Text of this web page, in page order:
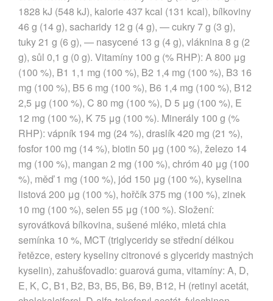
1828 kJ (548 kJ), kalorie 437 kcal (131 kcal), bílkoviny
46 g (14 g), sacharidy 12 g (4 g), — cukry 7 g (3 g),
tuky 21 g (6 g), — nasycené 13 g (4 g), vláknina 8 g (2
g), sůl 0,1 g (0 g). Vitamíny 100 g (% RHP): A 800 μg
(100 %), B1 1,1 mg (100 %), B2 1,4 mg (100 %), B3 16
mg (100 %), B5 6 mg (100 %), B6 1,4 mg (100 %), B12
2,5 μg (100 %), C 80 mg (100 %), D 5 μg (100 %), E
12 mg (100 %), K 75 μg (100 %). Minerály 100 g (%
RHP): vápník 194 mg (24 %), draslík 420 mg (21 %),
fosfor 100 mg (14 %), biotin 50 μg (100 %), železo 14
mg (100 %), mangan 2 mg (100 %), chróm 40 μg (100
%), měď 1 mg (100 %), jód 150 μg (100 %), kyselina
listová 200 μg (100 %), hořčík 375 mg (100 %), zinek
10 mg (100 %), selen 55 μg (100 %). Složení:
syrovátková bílkovina, sušené mléko, mletá chia
semínka 10 %, MCT (triglyceridy se střední délkou
řetězce, estery kyseliny citronové s glyceridy mastných
kyselin), zahušťovadlo: guarová guma, vitamíny: A, D,
E, K, C, B1, B2, B3, B5, B6, B9, B12, H (retinyl acetát,